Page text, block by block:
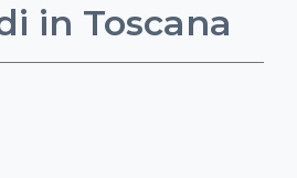
in Toscana